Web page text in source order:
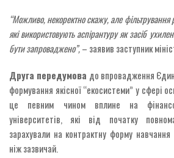
“Можливо, некоректно скажу, але фільтрування
які використовують аспірантуру як засіб
бути запроваджено”,– заявив заступник
Друга передумова до впровадження
формування якісної “екосистеми” у сфері
це певним чином вплине на
університетів, які від початку
зарахували на контрактну форму
ніж зазвичай.